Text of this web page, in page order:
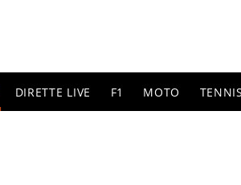
DIRETTE LIVE F1 MOTO TENNIS